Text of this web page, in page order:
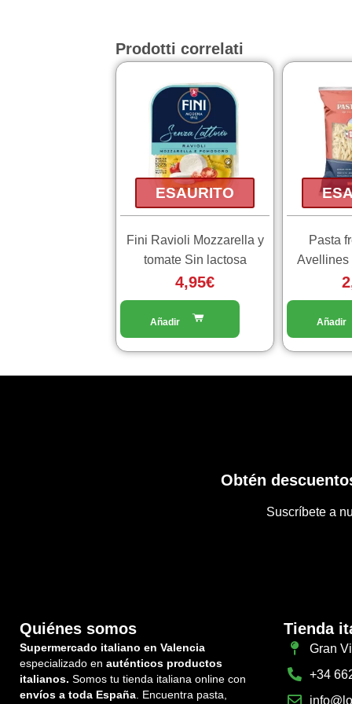
Prodotti correlati
ESAURITO
Fini Ravioli Mozzarella y
tomate Sin lactosa
4,95€
Pasta
Avellines
Obtén
Suscríbete a
Quiénes somos
Supermercado italiano en Valencia
especializado en auténticos productos
italianos. Somos tu tienda italiana online con
envíos a toda España . Encuentra pasta,
Tienda
Gran
+34